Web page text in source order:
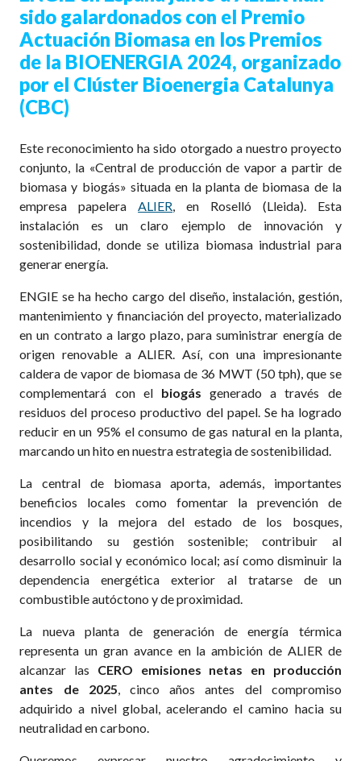
sido galardonados con el Premio
Actuación Biomasa en los Premios
de la BIOENERGIA 2024, organizado
por el Clúster Bioenergia Catalunya
(CBC)
Este reconocimiento ha sido otorgado a nuestro proyecto
conjunto, la «Central de producción de vapor a partir de
biomasa y biogás» situada en la planta de biomasa de la
empresa papeleraALIER, en Roselló (Lleida). Esta
instalación es un claro ejemplo de innovación y
sostenibilidad, donde se utiliza biomasa industrial para
generar energía.
ENGIE se ha hecho cargo del diseño, instalación, gestión,
mantenimiento y financiación del proyecto, materializado
en un contrato a largo plazo, para suministrar energía de
origen renovable a ALIER. Así, con una impresionante
caldera de vapor de biomasa de 36 MWT (50 tph), que se
complementará con el biogás generado a través de
residuos del proceso productivo del papel. Se ha logrado
reducir en un 95% el consumo de gas natural en la planta,
marcando un hito en nuestra estrategia de sostenibilidad.
La central de biomasa aporta, además, importantes
beneficios locales como fomentar la prevención de
incendios y la mejora del estado de los bosques,
posibilitando su gestión sostenible; contribuir al
desarrollo social y económico local; así como disminuir la
dependencia energética exterior al tratarse de un
combustible autóctono y de proximidad.
La nueva planta de generación de energía térmica
representa un gran avance en la ambición de ALIER de
alcanzar las CERO emisiones netas en producción
antes de 2025, cinco años antes del compromiso
adquirido a nivel global, acelerando el camino hacia su
neutralidad en carbono.